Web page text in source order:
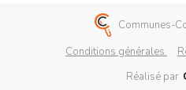
Communes-
Conditions générales
Réalisé par